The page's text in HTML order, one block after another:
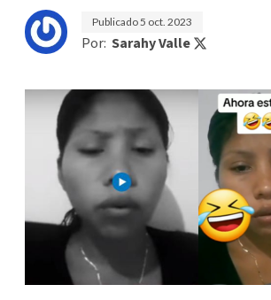
Publicado5 oct. 2023
Por: Sarahy Valle